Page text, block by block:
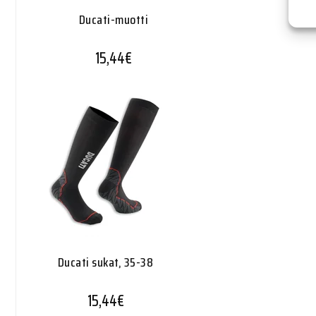
Ducati-muotti
15,44€
Ducati sukat, 35-38
15,44€